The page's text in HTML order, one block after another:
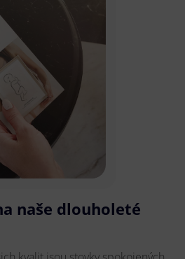
naše dlouholeté